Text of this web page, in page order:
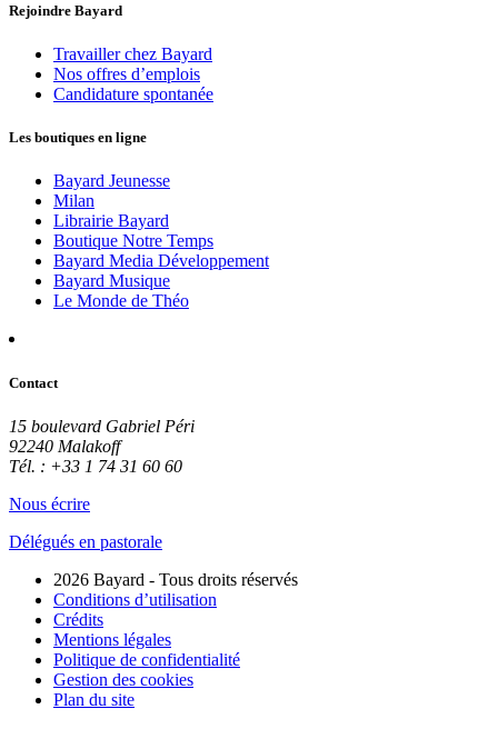
Rejoindre Bayard
Travailler chez Bayard
Nos offres d’emplois
Candidature spontanée
Les boutiques en ligne
Bayard Jeunesse
Milan
Librairie Bayard
Boutique Notre Temps
Bayard Media Développement
Bayard Musique
Le Monde de Théo
Contact
15 boulevard Gabriel Péri
92240 Malakoff
Tél. : +33 1 74 31 60 60
Nous écrire
Délégués en pastorale
2026 Bayard - Tous droits réservés
Conditions d’utilisation
Crédits
Mentions légales
Politique de confidentialité
Gestion des cookies
Plan du site